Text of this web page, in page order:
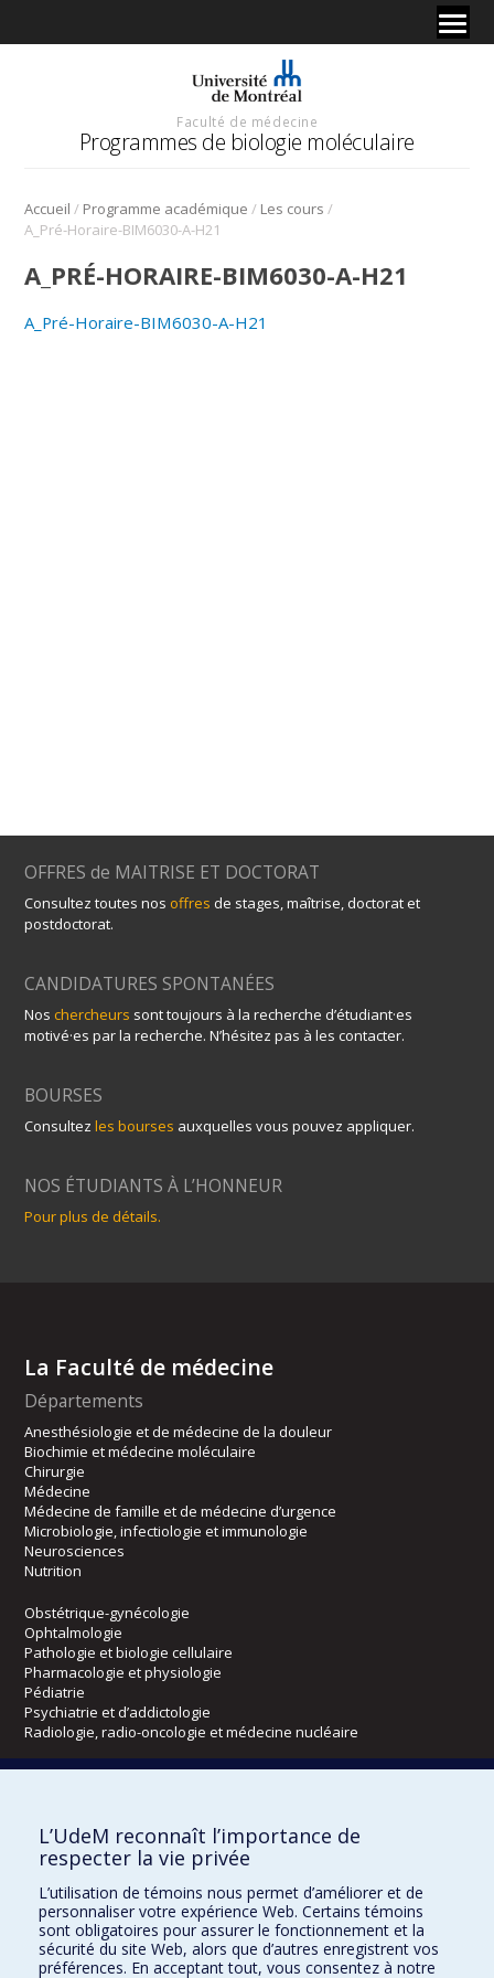
Faculté de médecine
Programmes de biologie moléculaire
Accueil / Programme académique / Les cours /
A_Pré-Horaire-BIM6030-A-H21
A_PRÉ-HORAIRE-BIM6030-A-H21
A_Pré-Horaire-BIM6030-A-H21
OFFRES de MAITRISE ET DOCTORAT
Consultez toutes nos offres de stages, maîtrise, doctorat et
postdoctorat.
CANDIDATURES SPONTANÉES
Noschercheurs sont toujours à la recherche d’étudiant·es
motivé·es par la recherche. N’hésitez pas à les contacter.
BOURSES
Consultezles bourses auxquelles vous pouvez appliquer.
NOS ÉTUDIANTS À L’HONNEUR
Pour plus de détails.
La Faculté de médecine
Départements
Anesthésiologie et de médecine de la douleur
Biochimie et médecine moléculaire
Chirurgie
Médecine
Médecine de famille et de médecine d’urgence
Microbiologie, infectiologie et immunologie
Neurosciences
Nutrition
Obstétrique-gynécologie
Ophtalmologie
Pathologie et biologie cellulaire
Pharmacologie et physiologie
Pédiatrie
Psychiatrie et d’addictologie
Radiologie, radio-oncologie et médecine nucléaire
Kinésiologie et des sciences de l’activité physique
Orthophonie et audiologie
Directions
DPC
L’UdeM reconnaît l’importance de
respecter la vie privée
L’utilisation de témoins nous permet d’améliorer et de
personnaliser votre expérience Web. Certains témoins
sont obligatoires pour assurer le fonctionnement et la
sécurité du site Web, alors que d’autres enregistrent vos
préférences. En acceptant tout, vous consentez à notre